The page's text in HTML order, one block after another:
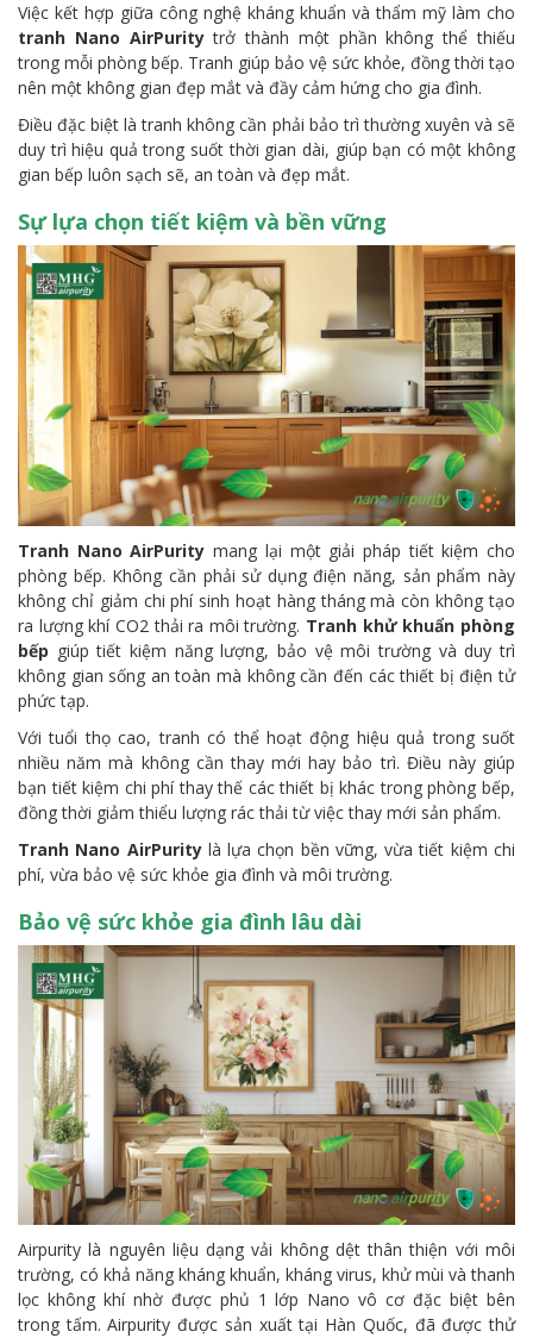
Việc kết hợp giữa công nghệ kháng khuẩn và thẩm mỹ làm cho
tranh Nano AirPuritytrở thành một phần không thể thiếu
trong mỗi phòng bếp. Tranh giúp bảo vệ sức khỏe, đồng thời tạo
nên một không gian đẹp mắt và đầy cảm hứng cho gia đình.
Điều đặc biệt là tranh không cần phải bảo trì thường xuyên và sẽ
duy trì hiệu quả trong suốt thời gian dài, giúp bạn có một không
gian bếp luôn sạch sẽ, an toàn và đẹp mắt.
Sự lựa chọn tiết kiệm và bền vững
Tranh Nano AirPurity mang lại một giải pháp tiết kiệm cho
phòng bếp. Không cần phải sử dụng điện năng, sản phẩm này
không chỉ giảm chi phí sinh hoạt hàng tháng mà còn không tạo
ra lượng khí CO2 thải ra môi trường. Tranh khử khuẩn phòng
bếp giúp tiết kiệm năng lượng, bảo vệ môi trường và duy trì
không gian sống an toàn mà không cần đến các thiết bị điện tử
phức tạp.
Với tuổi thọ cao, tranh có thể hoạt động hiệu quả trong suốt
nhiều năm mà không cần thay mới hay bảo trì. Điều này giúp
bạn tiết kiệm chi phí thay thế các thiết bị khác trong phòng bếp,
đồng thời giảm thiểu lượng rác thải từ việc thay mới sản phẩm.
Tranh Nano AirPuritylà lựa chọn bền vững, vừa tiết kiệm chi
phí, vừa bảo vệ sức khỏe gia đình và môi trường.
Bảo vệ sức khỏe gia đình lâu dài
Airpurity là nguyên liệu dạng vải không dệt thân thiện với môi
trường, có khả năng kháng khuẩn, kháng virus, khử mùi và thanh
lọc không khí nhờ được phủ 1 lớp Nano vô cơ đặc biệt bên
trong tấm. Airpurity được sản xuất tại Hàn Quốc, đã được thử